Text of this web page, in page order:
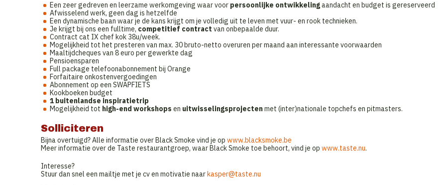
Een zeer gedreven en leerzame werkomgeving waar voor persoonlijke ontwikkelingaandacht en budget is gereserveerd
Afwisselend werk, geen dag is hetzelfde
Een dynamische baan waar je de kans krijgt om je volledig uit te leven met vuur- en rook technieken.
Je krijgt bij ons een fulltime, competitief contract van onbepaalde duur.
Contract cat IX chef kok 38u/week.
Mogelijkheid tot het presteren van max. 30 bruto-netto overuren per maand aan interessante voorwaarden
Maaltijdcheques van 8 euro per gewerkte dag
Pensioensparen
Full package telefoonabonnement bij Orange
Forfaitaire onkostenvergoedingen
Abonnement op een SWAPFIETS
Kookboeken budget
1 buitenlandse inspiratietrip
Mogelijkheid tot high-end workshops en uitwisselingsprojectenmet (inter)nationale topchefs en pitmasters.
Solliciteren
Bijna overtuigd? Alle informatie over Black Smoke vind je op www.blacksmoke.be
Meer informatie over de Taste restaurantgroep, waar Black Smoke toe behoort, vind je op www.taste.nu.
Interesse?
Stuur dan snel een mailtje met je cv en motivatie naarkasper@taste.nu